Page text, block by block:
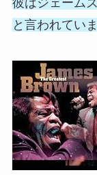
彼はジェーム
と言われていま